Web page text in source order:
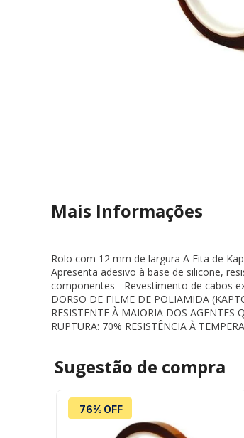
Mais Informações
Rolo com 12 mm de largura A Fita de
Apresenta adesivo à base de silicone,
componentes - Revestimento de cabos
DORSO DE FILME DE POLIAMIDA
RESISTENTE À MAIORIA DOS
RUPTURA: 70% RESISTÊNCIA À
Sugestão de compra
76% OFF